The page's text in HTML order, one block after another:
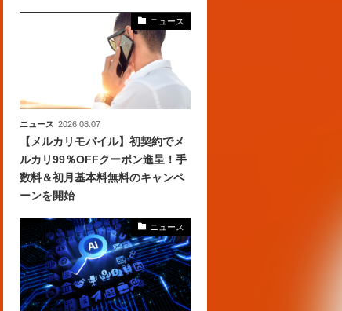
ニュース
ニュース 2026.08.07
【メルカリモバイル】初契約でメ
ルカリ99％OFFクーポン進呈！手
数料＆初月基本料無料のキャンペ
ーンを開始
ニュース